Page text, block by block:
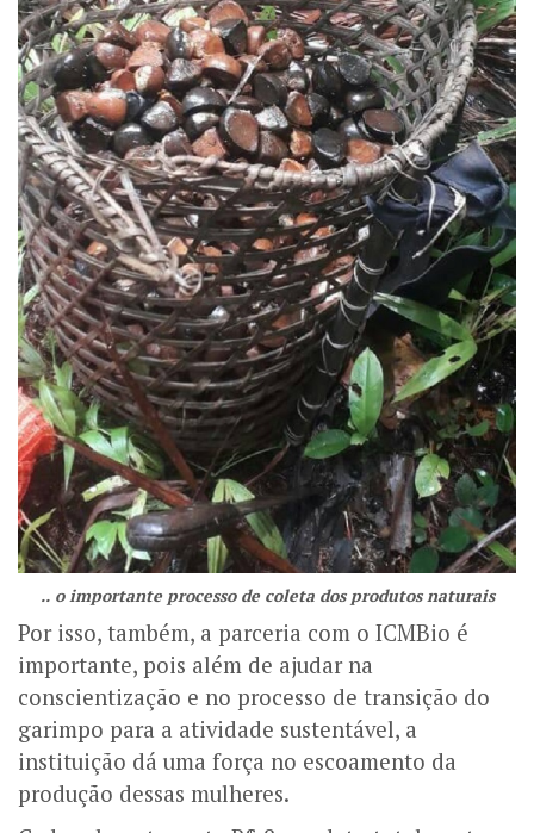
.. o importante processo de coleta dos produtos naturais
Por isso, também, a parceria com o ICMBio é
importante, pois além de ajudar na
conscientização e no processo de transição do
garimpo para a atividade sustentável, a
instituição dá uma força no escoamento da
produção dessas mulheres.